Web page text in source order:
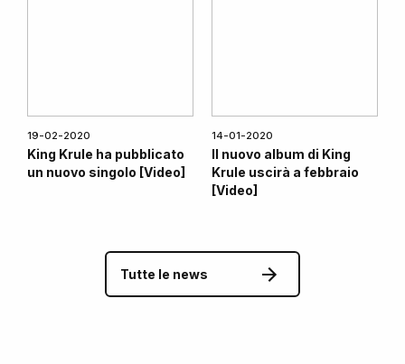
19-02-2020
King Krule ha pubblicato
un nuovo singolo [Video]
14-01-2020
Il nuovo album di King
Krule uscirà a febbraio
[Video]
Tutte le news